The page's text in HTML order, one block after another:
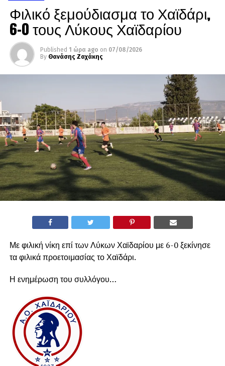
Φιλικό ξεμούδιασμα το Χαϊδάρι,
6-0 τους Λύκους Χαϊδαρίου
Published 1 ώρα ago on 07/08/2026
By Θανάσης Ζαχάκης
Με φιλική νίκη επί των Λύκων Χαϊδαρίου με 6-0 ξεκίνησε
τα φιλικά προετοιμασίας το Χαϊδάρι.
Η ενημέρωση του συλλόγου…